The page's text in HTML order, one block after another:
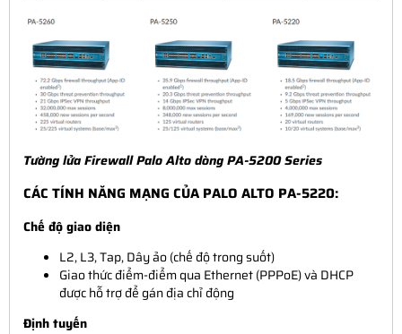
Tường lửa Firewall Palo Alto dòng PA-5200 Series
CÁC TÍNH NĂNG MẠNG CỦA PALO ALTO PA-5220:
Chế độ giao diện
L2, L3, Tap, Dây ảo (chế độ trong suốt)
Giao thức điểm-điểm qua Ethernet (PPPoE) và DHCP
được hỗ trợ để gán địa chỉ động
Định tuyến